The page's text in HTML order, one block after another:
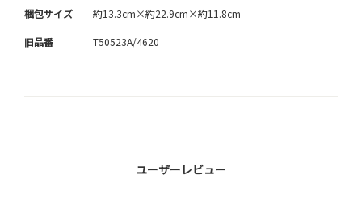
梱包サイズ 約13.3cm×約22.9cm×約11.8cm
旧品番 T50523A/4620
ユーザーレビュー